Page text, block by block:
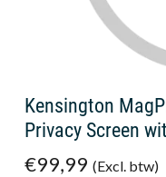
Kensington
Privacy Screen
€99,99 (Excl. btw)